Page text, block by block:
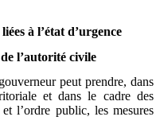
à l’état d’urgence
l’autorité civile
peut prendre, dans
et dans le cadre des
l’ordre public, les mesures